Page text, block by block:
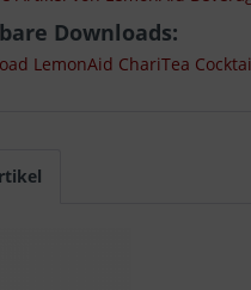
Downloads:
LemonAid ChariTea